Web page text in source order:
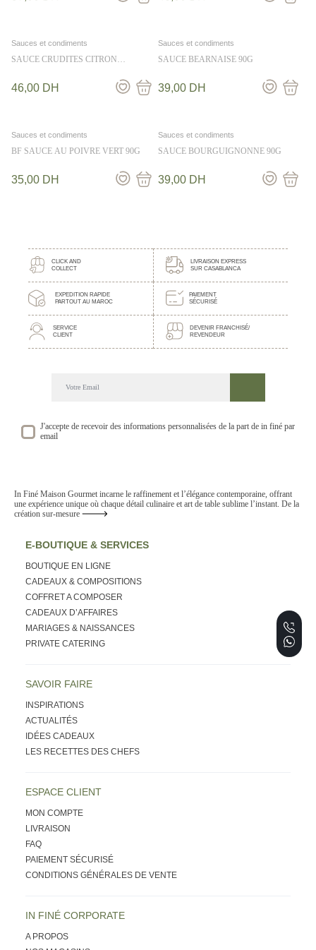
Sauces et condiments
SAUCE CRUDITES CITRON
46,00 DH
Sauces et condiments
SAUCE BEARNAISE 90G
39,00 DH
Sauces et condiments
BF SAUCE AU POIVRE VERT 90G
35,00 DH
Sauces et condiments
SAUCE BOURGUIGNONNE 90G
39,00 DH
CLICK AND
COLLECT
LIVRAISON EXPRESS
SUR CASABLANCA
EXPEDITION RAPIDE
PARTOUT AU MAROC
PAIEMENT
SÉCURISÉ
SERVICE
CLIENT
DEVENIR FRANCHISÉ/
REVENDEUR
DECOUVREZ NOTRE NEWSLETTER GOURMANDE
SUIVEZ NOS ACTUALITE ET EVENEMENTS
J'accepte de recevoir des informations personnalisées de la part de in finé par
email
In Finé Maison Gourmet incarne le raffinement et l’élégance contemporaine, offrant
une expérience unique où chaque détail culinaire et art de table sublime l’instant. De la
création sur-mesure
E-BOUTIQUE & SERVICES
BOUTIQUE EN LIGNE
CADEAUX & COMPOSITIONS
COFFRET A COMPOSER
CADEAUX D’AFFAIRES
MARIAGES & NAISSANCES
PRIVATE CATERING
SAVOIR FAIRE
INSPIRATIONS
ACTUALITÉS
IDÉES CADEAUX
LES RECETTES DES CHEFS
ESPACE CLIENT
MON COMPTE
LIVRAISON
FAQ
PAIEMENT SÉCURISÉ
CONDITIONS GÉNÉRALES DE VENTE
IN FINÉ CORPORATE
A PROPOS